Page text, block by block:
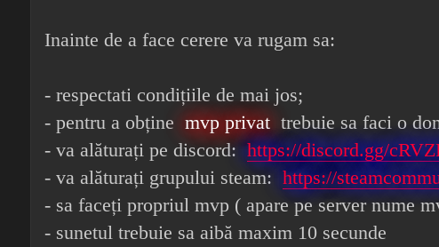
Inainte de a face cerere va rugam sa:
- respectati condițiile de mai jos;
- pentru a obține mvp privat trebuie sa faci o
- va alăturați pe discord: https://discord.gg/
- va alăturați grupului steam: https://
- sa faceți propriul mvp ( apare pe server nume
- sunetul trebuie sa aibă maxim 10 secunde